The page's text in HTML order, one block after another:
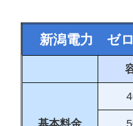
新潟電力 ゼ